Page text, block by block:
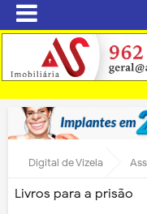
Digital de Vizela
Livros para a prisão